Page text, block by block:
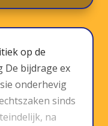
op de
De bijdrage ex
onderhevig
sinds
na